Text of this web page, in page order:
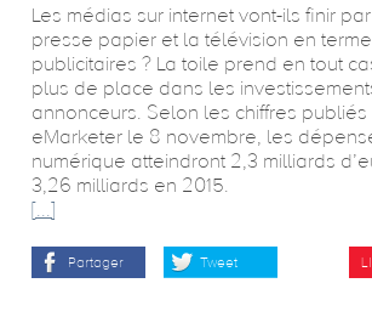
Les médias sur internet vont-ils finir
presse papier et la télévision en
publicitaires ? La toile prend en tout
plus de place dans les
annonceurs. Selon les chiffres publiés
eMarketer le 8 novembre, les
numérique atteindront 2,3 milliards
3,26 milliards en 2015.
[...]
Partager Tweet